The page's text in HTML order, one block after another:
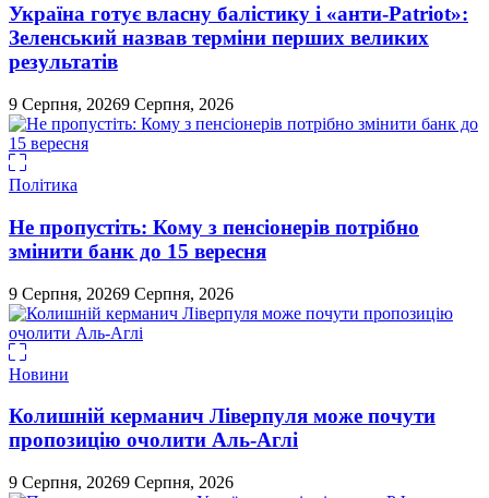
Україна готує власну балістику і «анти-Pаtriot»:
Зеленський назвав терміни перших великих
результатів
9 Серпня, 20269 Серпня, 2026
Політика
Не пропустіть: Кому з пенсіонерів потрібно
змінити банк до 15 вересня
9 Серпня, 20269 Серпня, 2026
Новини
Колишній керманич Ліверпуля може почути
пропозицію очолити Аль-Аглі
9 Серпня, 20269 Серпня, 2026